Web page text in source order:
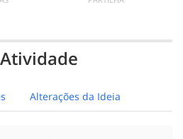
Alterações da Ideia